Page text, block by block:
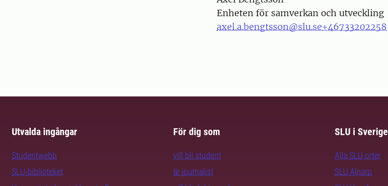
Enheten för samverkan och utveckling
axel.a.bengtsson@slu.se+46733202258
Utvalda ingångar
Studentwebb
SLU-biblioteket
För dig som
vill bli student
är journalist
SLU i Sverige
Alla SLU-orter
SLU Alnarp